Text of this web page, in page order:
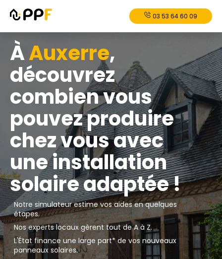
03 53 64 60 09
ÀAuxerre,
découvrez
combien vous
pouvez produire
chez vous avec
une installation
solaire adaptée !
Notre simulateur estime vos aides en quelques
étapes.
Nos experts locaux gèrent tout de A à Z.
L'État finance une large part* de vos nouveaux
panneaux solaires.